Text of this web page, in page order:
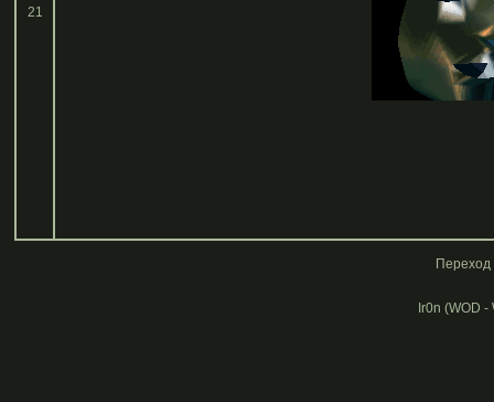
21
Переход
Ir0n (WOD